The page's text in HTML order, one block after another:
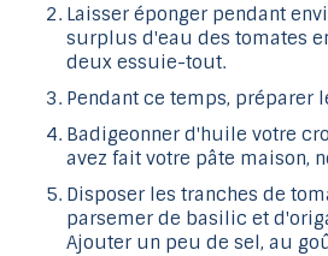
Laisser éponger pendant
surplus d'eau des tomates
deux essuie-tout.
Pendant ce temps, préparer
Badigeonner d'huile votre
avez fait votre pâte maison,
Disposer les tranches de
parsemer de basilic et
Ajouter un peu de sel, au